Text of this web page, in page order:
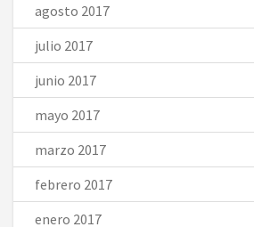
agosto 2017
julio 2017
junio 2017
mayo 2017
marzo 2017
febrero 2017
enero 2017